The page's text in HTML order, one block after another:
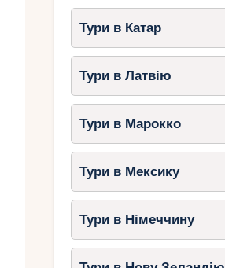
Тури в Катар
Тури в Латвію
Тури в Марокко
Тури в Мексику
Тури в Німеччину